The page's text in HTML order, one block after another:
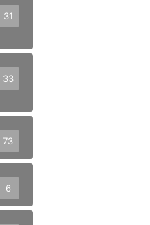
31
33
73
6